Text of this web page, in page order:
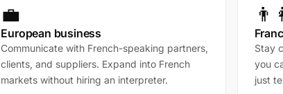
💼
European business
Communicate with French-speaking partners,
clients, and suppliers. Expand into French
markets without hiring an interpreter.
Stay
you
just